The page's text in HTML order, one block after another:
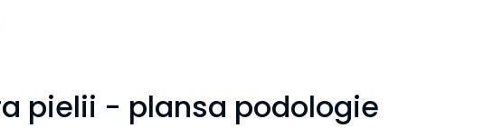
pielii - plansa podologie